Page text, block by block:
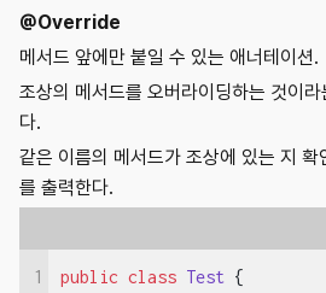
@Override
메서드 앞에만 붙일 수 있는 애너테이션.
조상의 메서드를 오버라이딩하는 것이
다.
같은 이름의 메서드가 조상에 있는 지 확
를 출력한다.
1
public class Test {